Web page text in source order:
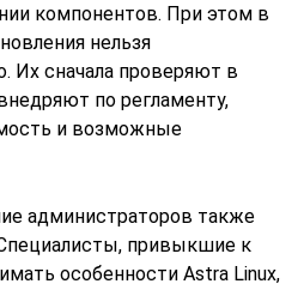
компонентов. При этом в
нельзя
Их сначала проверяют в
по регламенту,
и возможные
администраторов также
привыкшие к
особенности Astra Linux,